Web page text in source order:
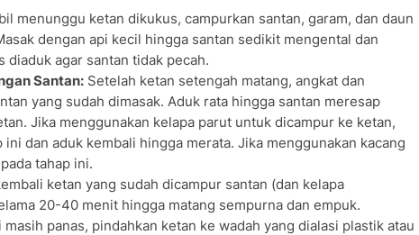
menunggu ketan dikukus, campurkan santan, garam, dan daun
dengan api kecil hingga santan sedikit mengental dan
diaduk agar santan tidak pecah.
Santan: Setelah ketan setengah matang, angkat dan
yang sudah dimasak. Aduk rata hingga santan meresap
Jika menggunakan kelapa parut untuk dicampur ke ketan,
ini dan aduk kembali hingga merata. Jika menggunakan kacang
tahap ini.
ketan yang sudah dicampur santan (dan kelapa
20-40 menit hingga matang sempurna dan empuk.
masih panas, pindahkan ketan ke wadah yang dialasi plastik atau